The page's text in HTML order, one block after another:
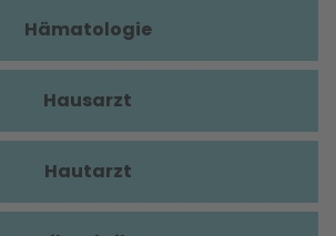
Hämatologie
Hausarzt
Hautarzt